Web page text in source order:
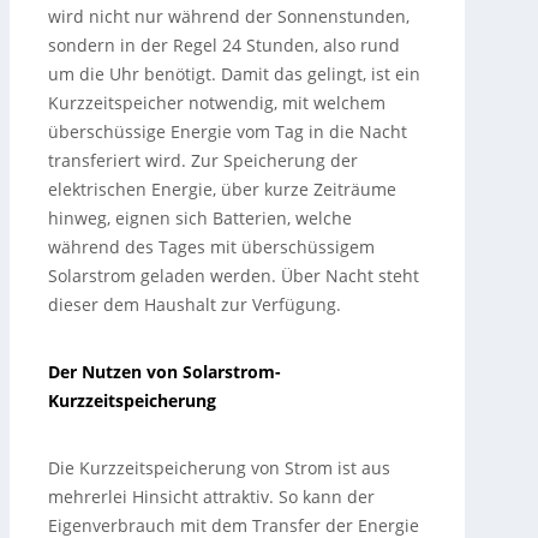
wird nicht nur während der Sonnenstunden,
sondern in der Regel 24 Stunden, also rund
um die Uhr benötigt. Damit das gelingt, ist ein
Kurzzeitspeicher notwendig, mit welchem
überschüssige Energie vom Tag in die Nacht
transferiert wird. Zur Speicherung der
elektrischen Energie, über kurze Zeiträume
hinweg, eignen sich Batterien, welche
während des Tages mit überschüssigem
Solarstrom geladen werden. Über Nacht steht
dieser dem Haushalt zur Verfügung.
Der Nutzen von Solarstrom-
Kurzzeitspeicherung
Die Kurzzeitspeicherung von Strom ist aus
mehrerlei Hinsicht attraktiv. So kann der
Eigenverbrauch mit dem Transfer der Energie